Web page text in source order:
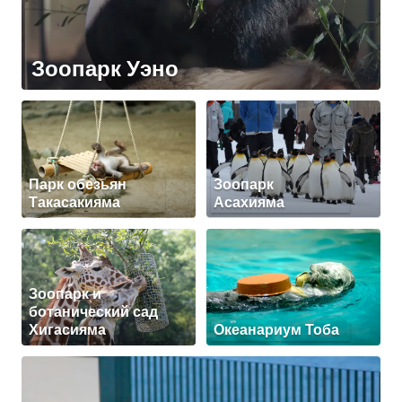
Зоопарк Уэно
Парк обезьян
Такасакияма
Зоопарк
Асахияма
Зоопарк и
ботанический сад
Хигасияма
Океанариум Тоба